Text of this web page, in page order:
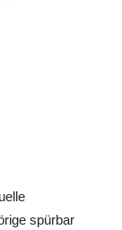
spürbar